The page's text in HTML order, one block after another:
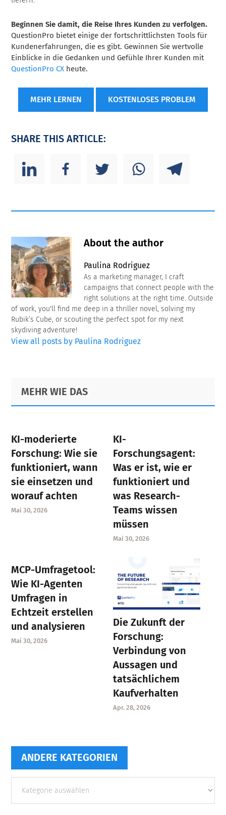
Beginnen Sie damit, die Reise Ihres Kunden zu verfolgen.
QuestionPro bietet einige der fortschrittlichsten Tools für
Kundenerfahrungen, die es gibt. Gewinnen Sie wertvolle
Einblicke in die Gedanken und Gefühle Ihrer Kunden mit
QuestionPro CX heute.
MEHR LERNEN KOSTENLOSES PROBLEM
SHARE THIS ARTICLE:
About the author
Paulina Rodriguez
As a marketing manager, I craft
campaigns that connect people with the
right solutions at the right time. Outside
of work, you'll find me deep in a thriller novel, solving my
Rubik’s Cube, or scouting the perfect spot for my next
skydiving adventure!
View all posts by Paulina Rodriguez
Primary
Sidebar
Footer
MEHR WIE DAS
KI-moderierte
Forschung: Wie sie
funktioniert, wann
sie einsetzen und
worauf achten
Mai 30, 2026
KI-
Forschungsagent:
Was er ist, wie er
funktioniert und
was Research-
Teams wissen
müssen
Mai 30, 2026
MCP-Umfragetool:
Wie KI-Agenten
Umfragen in
Echtzeit erstellen
und analysieren
Mai 30, 2026
Die Zukunft der
Forschung:
Verbindung von
Aussagen und
tatsächlichem
Kaufverhalten
Apr. 28, 2026
ANDERE KATEGORIEN
Kategorien